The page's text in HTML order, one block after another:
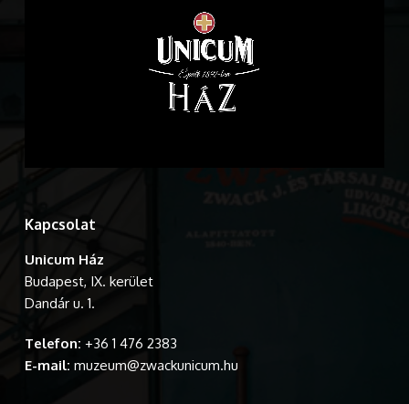
Kapcsolat
Unicum Ház
Budapest, IX. kerület
Dandár u. 1.
Telefon: +36 1 476 2383
E-mail: muzeum@zwackunicum.hu